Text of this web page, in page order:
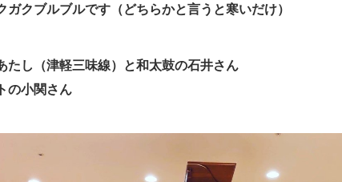
ガクブルブルです（どちらかと言うと寒いだけ）
たし（津軽三味線）と和太鼓の石井さん
の小関さん